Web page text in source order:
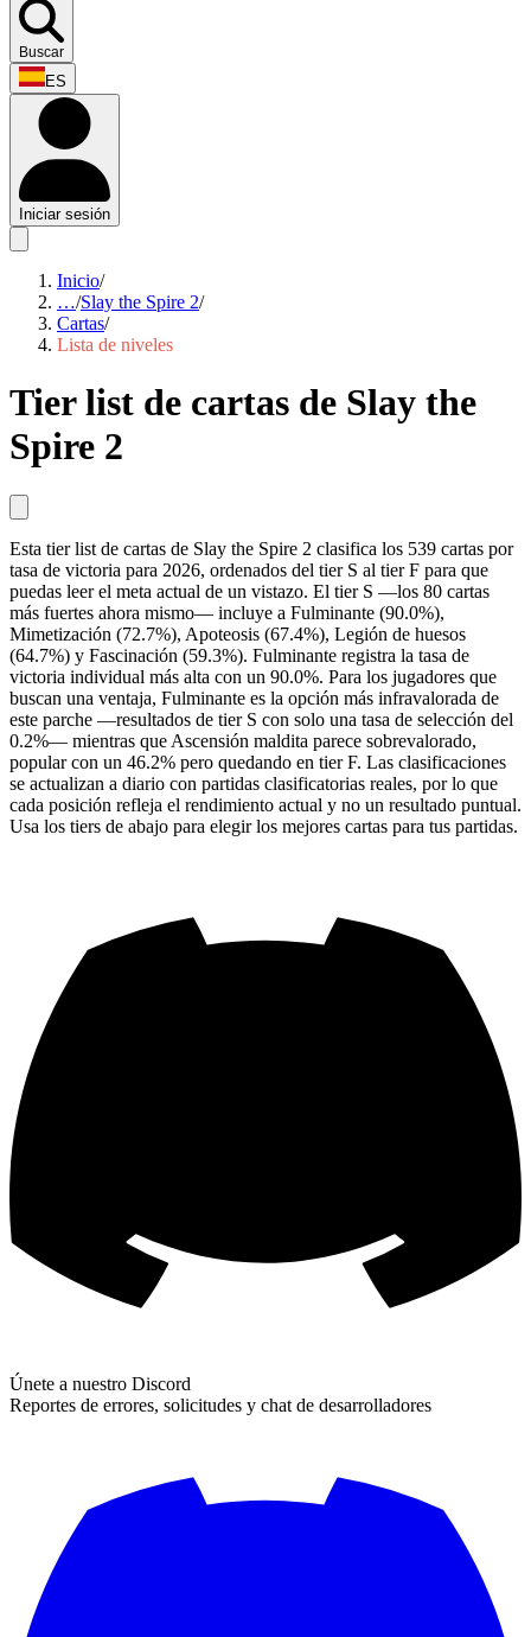
Buscar
ES
Iniciar sesión
Inicio/
…/Slay the Spire 2/
Cartas/
Lista de niveles
Tier list de cartas de Slay the
Spire 2
Esta tier list de cartas de Slay the Spire 2 clasifica los 539 cartas por
tasa de victoria para 2026, ordenados del tier S al tier F para que
puedas leer el meta actual de un vistazo. El tier S —los 80 cartas
más fuertes ahora mismo— incluye a Fulminante (90.0%),
Mimetización (72.7%), Apoteosis (67.4%), Legión de huesos
(64.7%) y Fascinación (59.3%). Fulminante registra la tasa de
victoria individual más alta con un 90.0%. Para los jugadores que
buscan una ventaja, Fulminante es la opción más infravalorada de
este parche —resultados de tier S con solo una tasa de selección del
0.2%— mientras que Ascensión maldita parece sobrevalorado,
popular con un 46.2% pero quedando en tier F. Las clasificaciones
se actualizan a diario con partidas clasificatorias reales, por lo que
cada posición refleja el rendimiento actual y no un resultado puntual.
Usa los tiers de abajo para elegir los mejores cartas para tus partidas.
Únete a nuestro Discord
Reportes de errores, solicitudes y chat de desarrolladores